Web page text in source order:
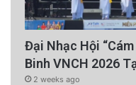
Đại Nhạc Hội
Binh VNCH 2026
2 weeks ago